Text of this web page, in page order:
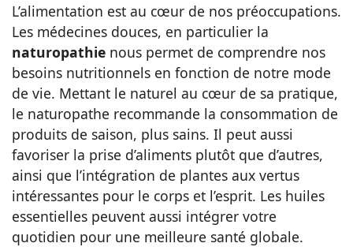
L’alimentation est au cœur de nos préoccupations.
Les médecines douces, en particulier la
naturopathie nous permet de comprendre nos
besoins nutritionnels en fonction de notre mode
de vie. Mettant le naturel au cœur de sa pratique,
le naturopathe recommande la consommation de
produits de saison, plus sains. Il peut aussi
favoriser la prise d’aliments plutôt que d’autres,
ainsi que l’intégration de plantes aux vertus
intéressantes pour le corps et l’esprit. Les huiles
essentielles peuvent aussi intégrer votre
quotidien pour une meilleure santé globale.